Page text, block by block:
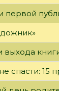
первой
выхода
спасти: 15